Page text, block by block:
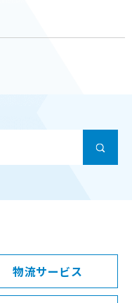
物流サービス